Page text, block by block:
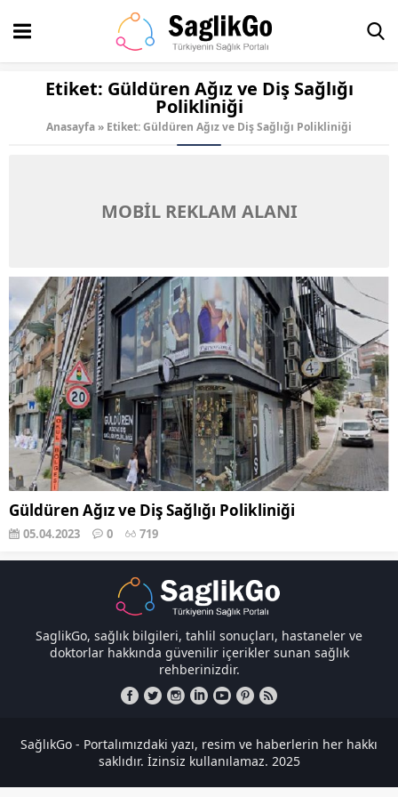
Etiket: Güldüren Ağız ve Diş Sağlığı
Polikliniği
Anasayfa» Etiket: Güldüren Ağız ve Diş Sağlığı Polikliniği
MOBİL REKLAM ALANI
Güldüren Ağız ve Diş Sağlığı Polikliniği
05.04.2023 0 719
SaglikGo, sağlık bilgileri, tahlil sonuçları, hastaneler ve
doktorlar hakkında güvenilir içerikler sunan sağlık
rehberinizdir.
SağlıkGo - Portalımızdaki yazı, resim ve haberlerin her hakkı
saklıdır. İzinsiz kullanılamaz. 2025